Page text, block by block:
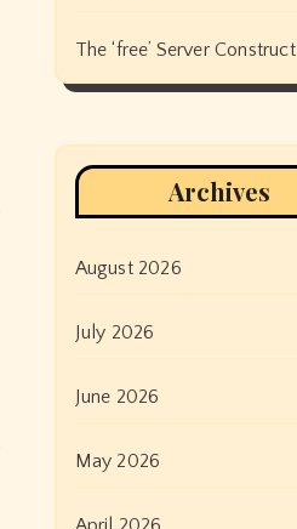
The ‘free’ Server Construct
Archives
August 2026
July 2026
June 2026
May 2026